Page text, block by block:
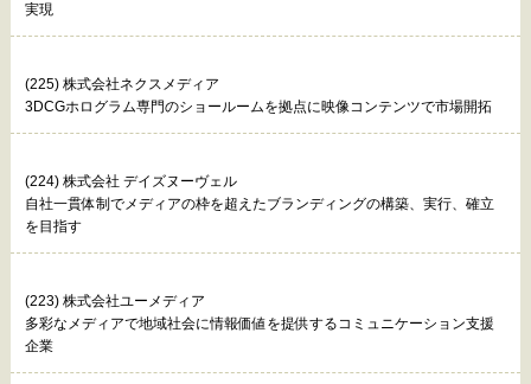
実現
(225) 株式会社ネクスメディア
3DCGホログラム専門のショールームを拠点に映像コンテンツで市場開拓
(224) 株式会社 デイズヌーヴェル
自社一貫体制でメディアの枠を超えたブランディングの構築、実行、確立
を目指す
(223) 株式会社ユーメディア
多彩なメディアで地域社会に情報価値を提供するコミュニケーション支援
企業